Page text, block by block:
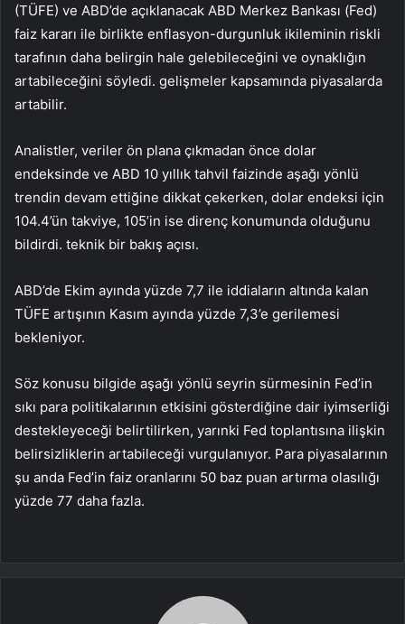
(TÜFE) ve ABD’de açıklanacak ABD Merkez Bankası (Fed)
faiz kararı ile birlikte enflasyon-durgunluk ikileminin riskli
tarafının daha belirgin hale gelebileceğini ve oynaklığın
artabileceğini söyledi. gelişmeler kapsamında piyasalarda
artabilir.
Analistler, veriler ön plana çıkmadan önce dolar
endeksinde ve ABD 10 yıllık tahvil faizinde aşağı yönlü
trendin devam ettiğine dikkat çekerken, dolar endeksi için
104.4’ün takviye, 105’in ise direnç konumunda olduğunu
bildirdi. teknik bir bakış açısı.
ABD’de Ekim ayında yüzde 7,7 ile iddiaların altında kalan
TÜFE artışının Kasım ayında yüzde 7,3’e gerilemesi
bekleniyor.
Söz konusu bilgide aşağı yönlü seyrin sürmesinin Fed’in
sıkı para politikalarının etkisini gösterdiğine dair iyimserliği
destekleyeceği belirtilirken, yarınki Fed toplantısına ilişkin
belirsizliklerin artabileceği vurgulanıyor. Para piyasalarının
şu anda Fed’in faiz oranlarını 50 baz puan artırma olasılığı
yüzde 77 daha fazla.